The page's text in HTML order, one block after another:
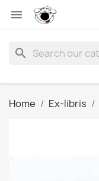

search
Home Ex-libris